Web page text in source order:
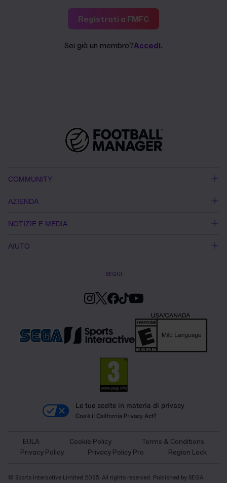
Registrati a FMFC
Sei già un membro?Accedi.
COMMUNITY
AZIENDA
NOTIZIE E MEDIA
AIUTO
SEGUI
Le tue scelte in materia di privacy
Cos'è il California Privacy Act?
EULA Cookie Policy
Terms & Conditions
Privacy Policy
Privacy Policy Pro Region Lock
© Sports Interactive Limited 2025. All rights reserved. Published by SEGA